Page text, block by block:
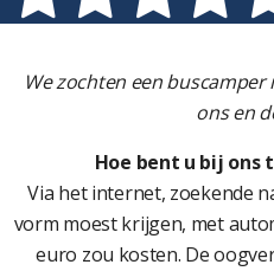
We zochten een
ons en
Hoe bent u bij ons
Via het internet, zoekende
vorm moest krijgen, met
euro zou kosten. De